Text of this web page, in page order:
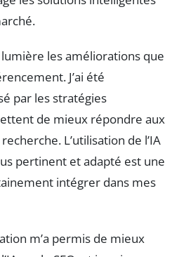
les améliorations que
J’ai été
par les stratégies
de mieux répondre aux
L’utilisation de l’IA
pertinent et adapté est une
intégrer dans mes
m’a permis de mieux